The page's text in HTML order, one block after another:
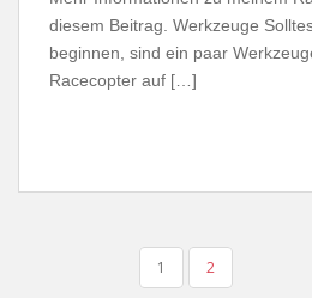
diesem Beitrag. Werkzeuge
beginnen, sind ein paar
Racecopter auf […]
1 2